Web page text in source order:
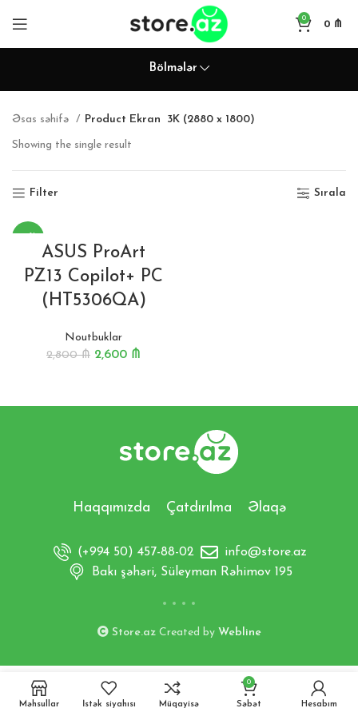
0
0 ₼
Bölmələr
Əsas səhifə Product Ekran 3K (2880 x 1800)
Showing the single result
Filter Sırala
ASUS ProArt
PZ13 Copilot+ PC
(HT5306QA)
Noutbuklar
2,800₼ 2,600 ₼
Haqqımızda Çatdırılma Əlaqə
(+994 50) 457-88-02
info@store.az
Bakı şəhəri, Süleyman Rəhimov 195
Store.azCreated by Webline
Məhsullar İstək siyahısı Müqayisə
0
Səbət Hesabım